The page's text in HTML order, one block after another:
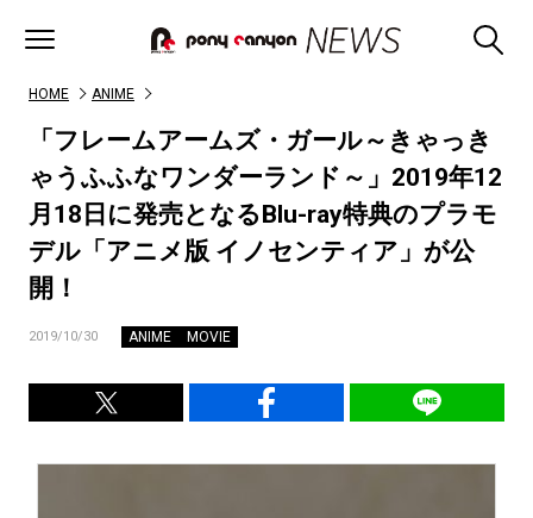
HOME ANIME
「フレームアームズ・ガール～きゃっき
ゃうふふなワンダーランド～」2019年12
月18日に発売となるBlu-ray特典のプラモ
デル「アニメ版 イノセンティア」が公
開！
2019/10/30 ANIME MOVIE